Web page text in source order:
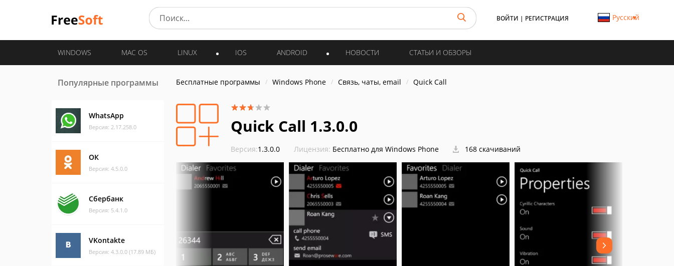
ВОЙТИ | РЕГИСТРАЦИЯ Русский
WINDOWS MAC OS LINUX IOS ANDROID НОВОСТИ СТАТЬИ И ОБЗОРЫ
Популярные программы
WhatsApp
Версия: 2.17.258.0
ОК
Версия: 4.5.0.0
Сбербанк
Версия: 5.4.1.0
VKontakte
Версия: 4.3.0.0 (17.89 МБ)
Бесплатные программы Windows Phone Связь, чаты, email Quick Call
Quick Call 1.3.0.0
Версия:1.3.0.0 Лицензия: Бесплатно для Windows Phone 168 скачиваний